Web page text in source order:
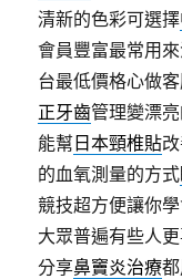
清新的色彩可選擇
會員豐富最常用
台最低價格心做
正牙齒管理變漂
能幫 日本頸椎貼
的血氧測量的方式
競技超方便讓你
大眾普遍有些人
分享鼻竇炎治療